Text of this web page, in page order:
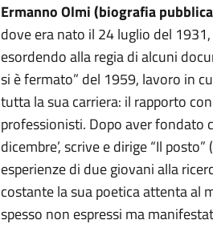
Ermanno Olmi (biografia
dove era nato il 24 luglio del
esordendo alla regia di alcuni
si è fermato” del 1959, lavoro in
tutta la sua carriera: il rapporto
professionisti. Dopo aver fondato
dicembre’, scrive e dirige “Il
esperienze di due giovani alla
costante la sua poetica attenta al
spesso non espressi ma